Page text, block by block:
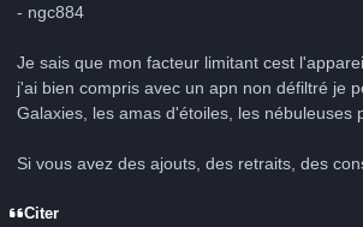
- ngc884
Je sais que mon facteur limitant cest
j'ai bien compris avec un apn non défiltré je
Galaxies, les amas d'étoiles, les nébuleuses
Si vous avez des ajouts, des retraits, des
Citer